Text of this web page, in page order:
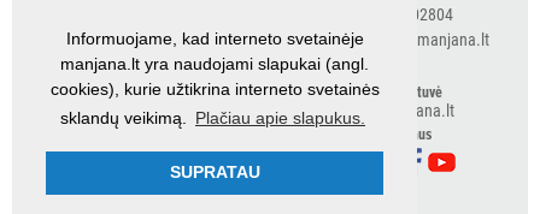
VANDENS
FILTRAI
VIENKARTINIAI
INDAI
expresskaunas@manjana.lt
+370 682 02804
expressvilnius@manjana.lt
Klaipėda
Baltijos pr. 26 B
+370 616 76501
expressklaipeda@manjana.lt
El. parduotuvė
shop.manjana.lt
Sekite mus
Informuojame, kad interneto svetainėje
manjana.lt yra naudojami slapukai (angl.
cookies), kurie užtikrina interneto svetainės
sklandų veikimą.
Plačiau apie slapukus.
SUPRATAU